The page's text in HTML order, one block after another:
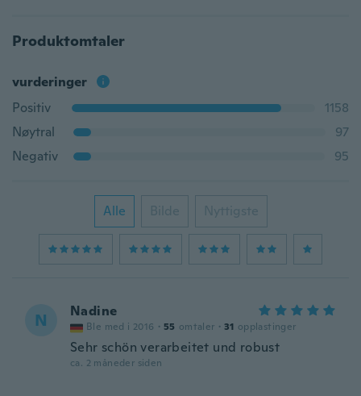
Produktomtaler
vurderinger
Positiv
1158
Nøytral
97
Negativ
95
Alle Bilde Nyttigste
N Nadine
Ble med i 2016 · 55 omtaler · 31 opplastinger
Sehr schön verarbeitet und robust
ca. 2 måneder siden